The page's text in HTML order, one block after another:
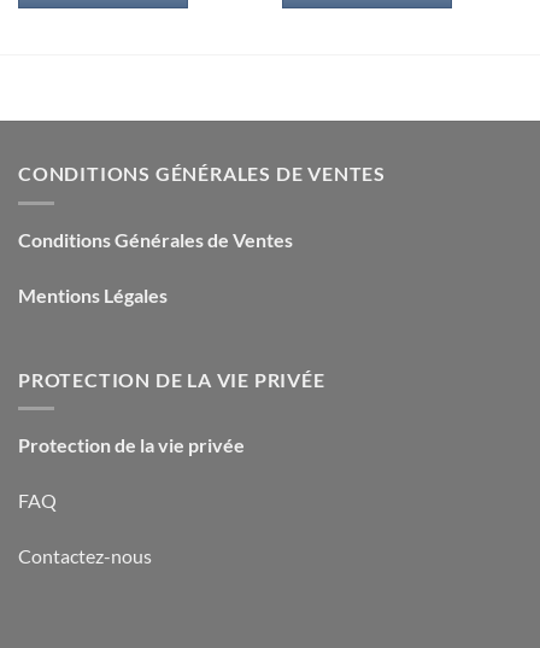
CONDITIONS GÉNÉRALES DE VENTES
Conditions Générales de Ventes
Mentions Légales
PROTECTION DE LA VIE PRIVÉE
Protection de la vie privée
FAQ
Contactez-nous